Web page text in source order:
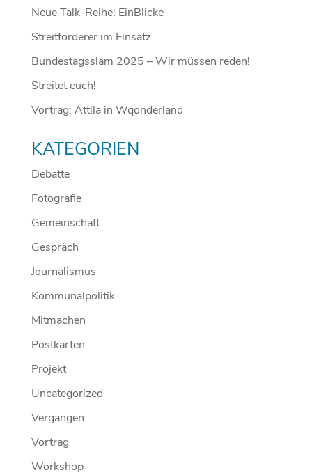
Neue Talk-Reihe: EinBlicke
Streitförderer im Einsatz
Bundestagsslam 2025 – Wir müssen reden!
Streitet euch!
Vortrag: Attila in Wqonderland
KATEGORIEN
Debatte
Fotografie
Gemeinschaft
Gespräch
Journalismus
Kommunalpolitik
Mitmachen
Postkarten
Projekt
Uncategorized
Vergangen
Vortrag
Workshop